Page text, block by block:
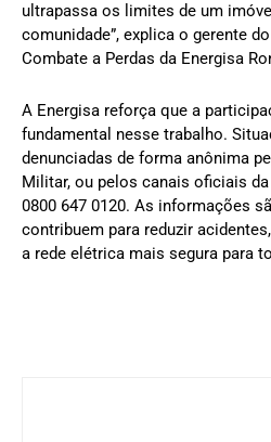
ultrapassa os limites de um
comunidade”, explica o gerente
Combate a Perdas da Energisa
A Energisa reforça que a
fundamental nesse trabalho.
denunciadas de forma anônima
Militar, ou pelos canais oficiais
0800 647 0120. As informações
contribuem para reduzir
a rede elétrica mais segura para